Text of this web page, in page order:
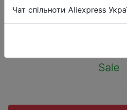
18999
Sale
Чат спільноти Aliexpress